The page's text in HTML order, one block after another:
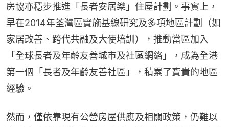
房協亦穩步推進「長者安居樂」住屋計劃。事實上，
早在2014年荃灣區實施基線研究及多項地區計劃（如
家居改善、跨代共融及大使培訓），推動當區加入
「全球長者及年齡友善城巿及社區網絡」，成為全港
第一個「長者及年齡友善社區」，積累了寶貴的地區
經驗。
然而，僅依靠現有公營房屋供應及相關政策，仍難以